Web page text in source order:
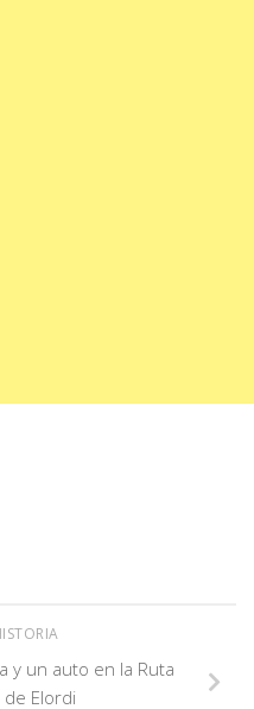
y un auto en la Ruta
Elordi